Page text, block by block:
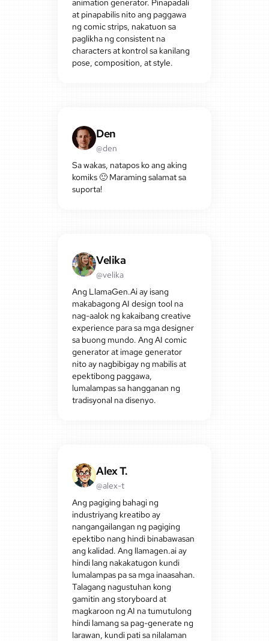
at pinapabilis nito ang paggawa
ng comic strips, nakatuon sa
paglikha ng consistent na
characters at kontrol sa kanilang
pose, composition, at style.
Den
@den
Sa wakas, natapos ko ang aking
komiks 🙂 Maraming salamat sa
suporta!
Velika
@velika
Ang LlamaGen.Ai ay isang
makabagong AI design tool na
nag-aalok ng kakaibang creative
experience para sa mga designer
sa buong mundo. Ang AI comic
generator at image generator
nito ay nagbibigay ng mabilis at
epektibong paggawa,
lumalampas sa hangganan ng
tradisyonal na disenyo.
Alex T.
@alex-t
Ang pagiging bahagi ng
industriyang kreatibo ay
nangangailangan ng pagiging
epektibo nang hindi binabawasan
ang kalidad. Ang llamagen.ai ay
hindi lang nakakatugon kundi
lumalampas pa sa mga inaasahan.
Talagang nagustuhan kong
gamitin ang storyboard at
magkaroon ng AI na tumutulong
hindi lamang sa pag-generate ng
larawan, kundi pati sa nilalaman